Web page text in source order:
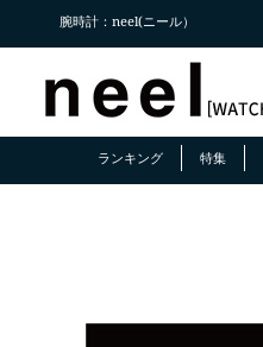
腕時計：neel(ニール）
ランキング 特集